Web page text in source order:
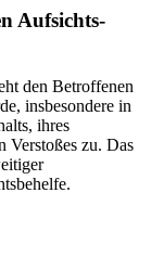
Aufsichts­
den Betroffenen
insbesondere in
ihres
Verstoßes zu. Das